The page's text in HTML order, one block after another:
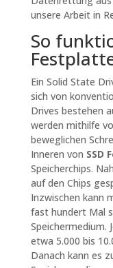
unsere Arbeit in
So
Ein Solid State
sich von
Drives bestehen
werden mithilfe
beweglichen
Inneren von SSD
Speicherchips.
auf den Chips
Inzwischen kann
fast hundert Mal
Speichermedium.
etwa 5.000 bis
Danach kann es